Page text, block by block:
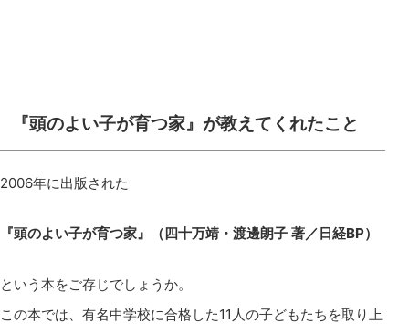
『頭のよい子が育つ家』が教えてくれたこと
2006年に出版された
『頭のよい子が育つ家』（四十万靖・渡邊朗子 著／日経BP）
という本をご存じでしょうか。
この本では、有名中学校に合格した11人の子どもたちを取り上